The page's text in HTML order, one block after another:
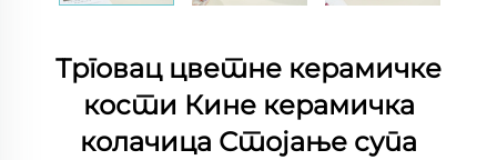
Трговац цветне керамичке
кости Кине керамичка
колачица Стојање супа